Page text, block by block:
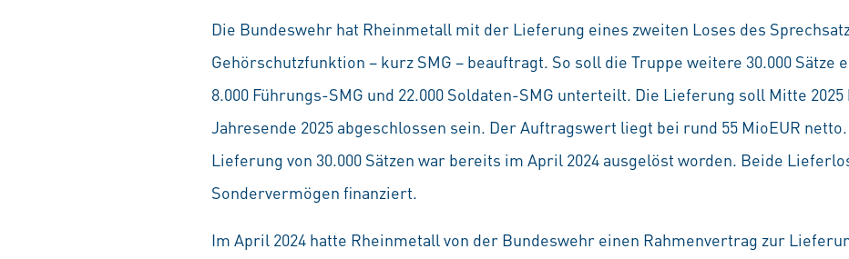
Die Bundeswehr hat Rheinmetall mit der Lieferung eines zweiten Loses des
Gehörschutzfunktion – kurz SMG – beauftragt. So soll die Truppe weitere 30.000 Sätze
8.000 Führungs-SMG und 22.000 Soldaten-SMG unterteilt. Die Lieferung soll Mitte
Jahresende 2025 abgeschlossen sein. Der Auftragswert liegt bei rund 55 MioEUR
Lieferung von 30.000 Sätzen war bereits im April 2024 ausgelöst worden. Beide
Sondervermögen finanziert.
Im April 2024 hatte Rheinmetall von der Bundeswehr einen Rahmenvertrag zur